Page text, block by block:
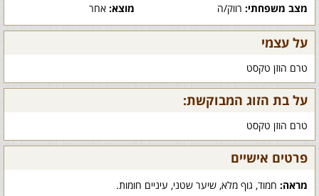
מצב משפחתי: רווק/ה מוצא:אחר
על עצמי
טרם הוזן טקסט
על בת הזוג המבוקשת:
טרם הוזן טקסט
פרטים אישיים
מראה: חמוד, גוף מלא, שיער שטני, עיניים חומות.